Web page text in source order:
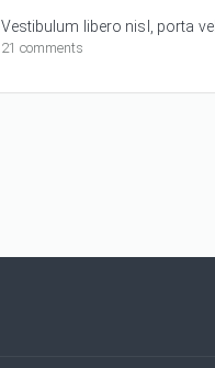
Vestibulum libero nisl, porta vel
21 comments